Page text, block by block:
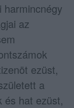
az
ezüst,
a
és hat ezüst,